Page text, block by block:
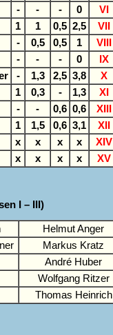
- - - 0 VI
1 1 0,5 2,5 VII
- 0,5 0,5 1 VIII
- - - 0 IX
- 1,3 2,5 3,8 X
1 0,3 - 1,3 XI
- - 0,6 0,6 XIII
1 1,5 0,6 3,1 XII
x x x x XIV
x x x x XV
I – III)
Helmut Anger
Markus Kratz
André Huber
Wolfgang Ritzer
Thomas Heinrich